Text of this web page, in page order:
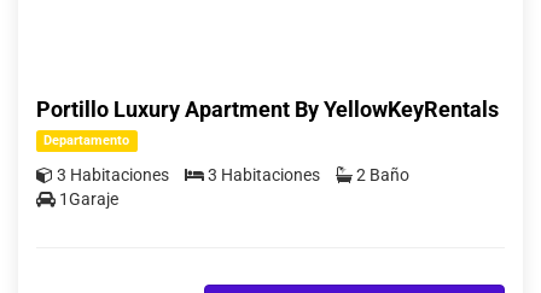
Portillo Luxury Apartment By YellowKeyRentals
Departamento
3 Habitaciones 3 Habitaciones
2 Baño
1Garaje